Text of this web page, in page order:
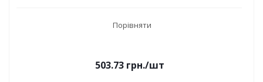
Порівняти
503.73грн./шт